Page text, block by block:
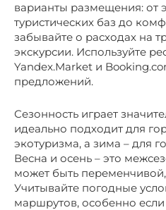
варианты размещения: от
туристических баз до
забывайте о расходах на
экскурсии. Используйте
Yandex.Market и
предложений.
Сезонность играет
идеально подходит для
экотуризма, а зима – для
Весна и осень – это
может быть
Учитывайте погодные
маршрутов, особенно